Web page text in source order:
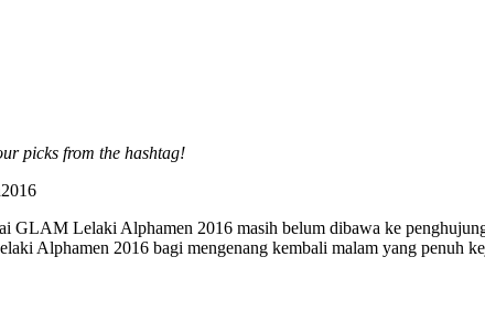
picks from the hashtag!
GLAM Lelaki Alphamen 2016 masih belum dibawa ke
Alphamen 2016 bagi mengenang kembali malam yang penuh